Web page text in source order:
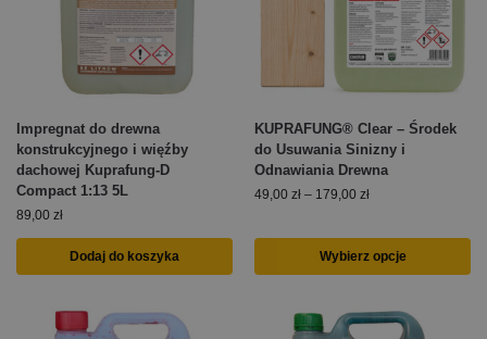
Impregnat do drewna
konstrukcyjnego i więźby
dachowej Kuprafung-D
Compact 1:13 5L
89,00 zł
Dodaj do koszyka
KUPRAFUNG® Clear – Środek
do Usuwania Sinizny i
Odnawiania Drewna
49,00 zł – 179,00 zł
Wybierz opcje